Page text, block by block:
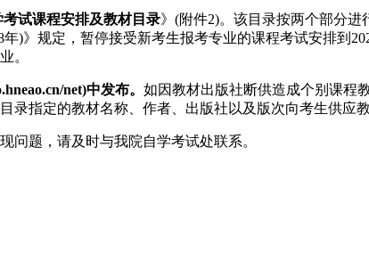
试课程安排及教材目录》(附件2)。该目录按两个部分
》规定，暂停接受新考生报考专业的课程考试安排到
。
net)中发布。 如因教材出版社断供造成个别课程
指定的教材名称、作者、出版社以及版次向考生供应
问题，请及时与我院自学考试处联系。